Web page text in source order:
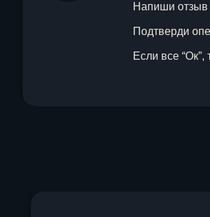
Напиши отзыв
Подтверди
Если все